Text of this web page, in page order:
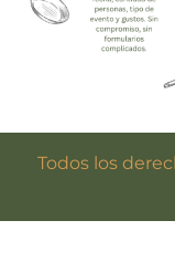
Todos los